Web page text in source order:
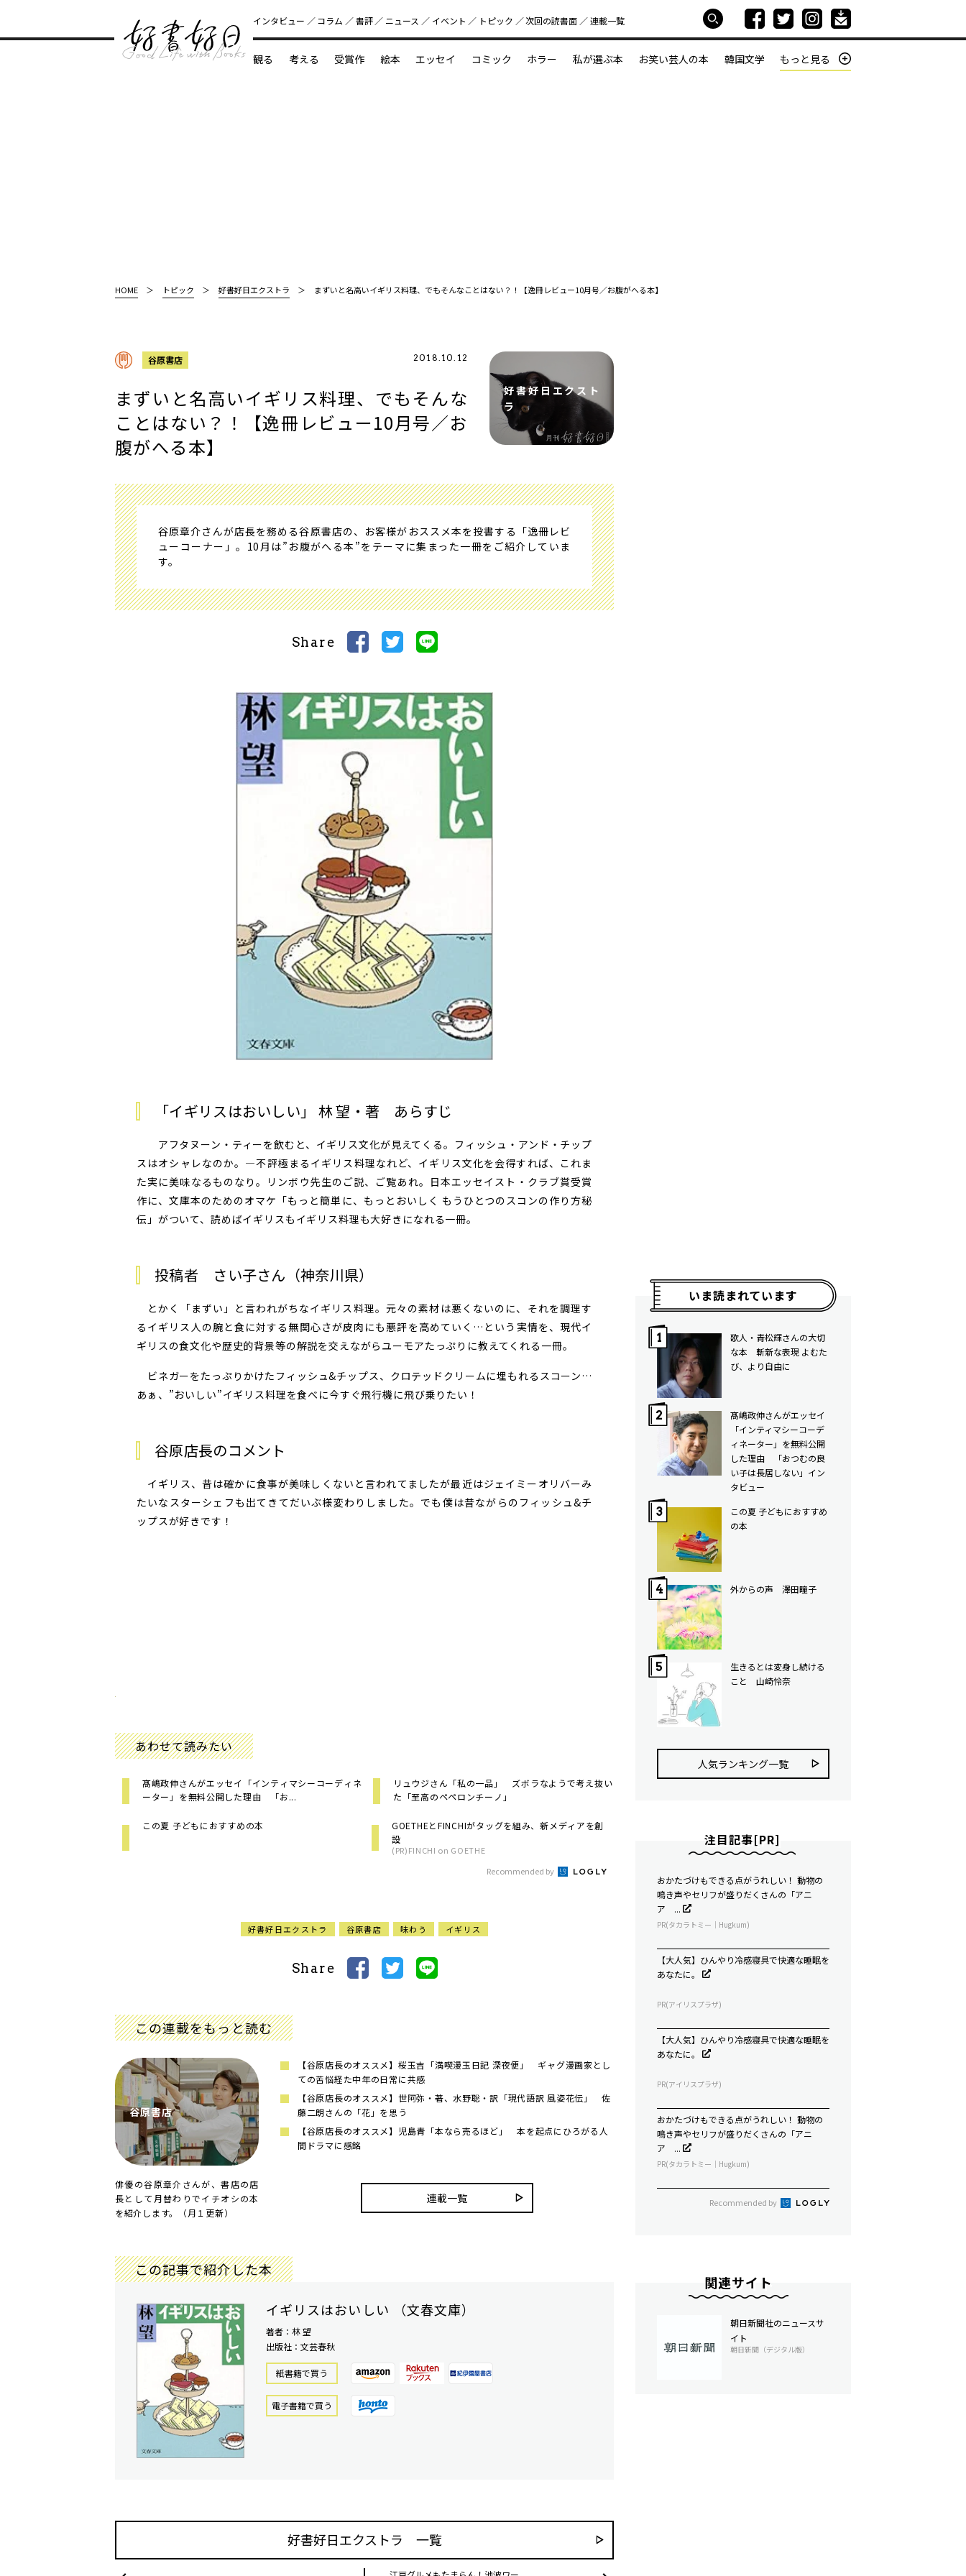
好書好日
インタビュー コラム 書評 ニュース イベント トピック 次回の読書⾯ 連載一覧
観る 考える 受賞作 絵本 エッセイ コミック ホラー 私が選ぶ本 お笑い芸人の本 韓国文学 もっと見る
HOME トピック 好書好日エクストラ まずいと名高いイギリス料理、でもそんなことはない？！【逸冊レビュー10月号／お腹がへる本】
好書好日エクスト
ラ
谷原書店 2018.10.12
まずいと名高いイギリス料理、でもそんな
ことはない？！【逸冊レビュー10月号／お
腹がへる本】
谷原章介さんが店長を務める谷原書店の、お客様がおススメ本を投書する「逸冊レビ
ューコーナー」。10月は”お腹がへる本”をテーマに集まった一冊をご紹介していま
す。
Share
「イギリスはおいしい」 林 望 ・著 あらすじ
アフタヌーン・ティーを飲むと、イギリス文化が見えてくる。フィッシュ・アンド・チップ
スはオシャレなのか。―不評極まるイギリス料理なれど、イギリス文化を会得すれば、これま
た実に美味なるものなり。リンボウ先生のご説、ご覧あれ。日本エッセイスト・クラブ賞受賞
作に、文庫本のためのオマケ「もっと簡単に、もっとおいしく もうひとつのスコンの作り方秘
伝」がついて、読めばイギリスもイギリス料理も大好きになれる一冊。
投稿者 さい子さん（神奈川県）
とかく「まずい」と言われがちなイギリス料理。元々の素材は悪くないのに、それを調理す
るイギリス人の腕と食に対する無関心さが皮肉にも悪評を高めていく…という実情を、現代イ
ギリスの食文化や歴史的背景等の解説を交えながらユーモアたっぷりに教えてくれる一冊。
ビネガーをたっぷりかけたフィッシュ&チップス、クロテッドクリームに埋もれるスコーン…
あぁ、”おいしい”イギリス料理を食べに今すぐ飛行機に飛び乗りたい！
谷原店長のコメント
イギリス、昔は確かに食事が美味しくないと言われてましたが最近はジェイミーオリバーみ
たいなスターシェフも出てきてだいぶ様変わりしました。でも僕は昔ながらのフィッシュ&チ
ップスが好きです！
あわせて読みたい
髙嶋政伸さんがエッセイ「インティマシーコーディネ
ーター」を無料公開した理由 「お...
リュウジさん「私の一品」 ズボラなようで考え抜い
た「至高のペペロンチーノ」
この夏 子どもにおすすめの本
GOETHEとFINCHIがタッグを組み、新メディアを創
設
(PR)FINCHI on GOETHE
Recommended by
好書好日エクストラ 谷原書店 味わう イギリス
Share
この連載をもっと読む
谷原書店
俳優の谷原章介さんが、書店の店
長として月替わりでイチオシの本
を紹介します。（月１更新）
【谷原店長のオススメ】桜玉吉「満喫漫玉日記 深夜便」 ギャグ漫画家とし
ての苦悩経た中年の日常に共感
【谷原店長のオススメ】世阿弥・著、水野聡・訳「現代語訳 風姿花伝」 佐
藤二朗さんの「花」を思う
【谷原店長のオススメ】児島青「本なら売るほど」 本を起点にひろがる人
間ドラマに感銘
連載一覧
この記事で紹介した本
イギリスはおいしい （文春文庫）
著者：林 望
出版社：文芸春秋
紙書籍で買う
電⼦書籍で買う
好書好日エクストラ 一覧
いま読まれています
歌人・青松輝さんの大切
な本 斬新な表現 よむた
び、より自由に
髙嶋政伸さんがエッセイ
「インティマシーコーデ
ィネーター」を無料公開
した理由 「おつむの良
い子は長居しない」イン
タビュー
この夏 子どもにおすすめ
の本
外からの声 澤田瞳子
生きるとは変身し続ける
こと 山崎怜奈
人気ランキング⼀覧
注目記事[PR]
おかたづけもできる点がうれしい！ 動物の
鳴き声やセリフが盛りだくさんの「アニ
ア ...
PR(タカラトミー｜Hugkum)
【大人気】ひんやり冷感寝具で快適な睡眠を
あなたに。
PR(アイリスプラザ)
【大人気】ひんやり冷感寝具で快適な睡眠を
あなたに。
PR(アイリスプラザ)
おかたづけもできる点がうれしい！ 動物の
鳴き声やセリフが盛りだくさんの「アニ
ア ...
PR(タカラトミー｜Hugkum)
Recommended by
関連サイト
朝日新聞社のニュースサ
イト
朝日新聞（デジタル版）